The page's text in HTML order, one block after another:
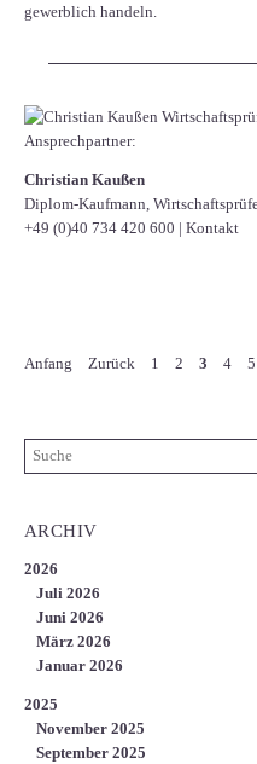
gewerblich handeln.
Ansprechpartner:
Christian Kaußen
Diplom-Kaufmann,
+49 (0)40 734 420 600 | Kontakt
Anfang Zurück 1 2 3 4 5
ARCHIV
2026
Juli 2026
Juni 2026
März 2026
Januar 2026
2025
November 2025
September 2025